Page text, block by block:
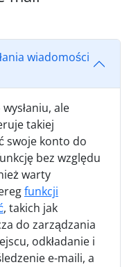
wiadomości
ale
takiej
swoje konto do
bez względu
warty
funkcji
, takich jak
do zarządzania
odkładanie i
e-maili, a